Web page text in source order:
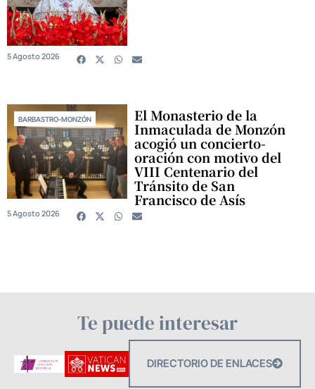
5 Agosto 2026
BARBASTRO-MONZÓN El Monasterio de la
Inmaculada de Monzón
acogió un concierto-
oración con motivo del
VIII Centenario del
Tránsito de San
Francisco de Asís
5 Agosto 2026
Te puede interesar
DIRECTORIO DE ENLACES